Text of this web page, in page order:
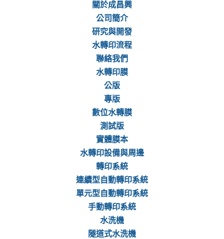
關於成昌興
公司簡介
研究與開發
水轉印流程
聯絡我們
水轉印膜
公版
專版
數位水轉膜
測試版
實體膜本
水轉印設備與周邊
轉印系統
連續型自動轉印系統
單元型自動轉印系統
手動轉印系統
水洗機
隧道式水洗機